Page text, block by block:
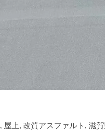
, 屋上, 改質アスファルト , 滋